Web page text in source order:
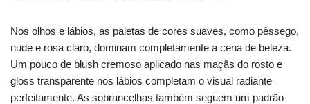
Nos olhos e lábios, as paletas de cores suaves, como pêssego,
nude e rosa claro, dominam completamente a cena de beleza.
Um pouco de blush cremoso aplicado nas maçãs do rosto e
gloss transparente nos lábios completam o visual radiante
perfeitamente. As sobrancelhas também seguem um padrão